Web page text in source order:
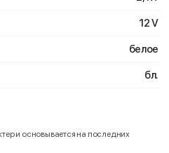
12 V
белое
бл.
и основывается на последних